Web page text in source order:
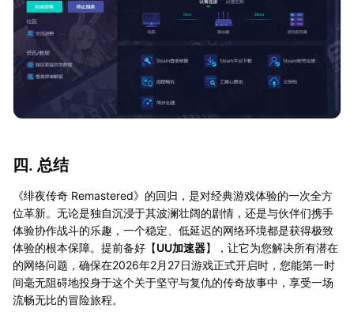
四. 总结
《绯夜传奇 Remastered》的回归，是对经典游戏体验的一次全方
位革新。无论是独自沉浸于其波澜壮阔的剧情，还是与伙伴们携手
体验协作战斗的乐趣，一个稳定、低延迟的网络环境都是获得极致
体验的根本保障。提前备好【UU加速器】，让它为您解决所有潜在
的网络问题，确保在2026年2月27日游戏正式开启时，您能第一时
间毫无阻碍地投身于这个关于坚守与复仇的传奇故事中，享受一场
流畅无比的冒险旅程。